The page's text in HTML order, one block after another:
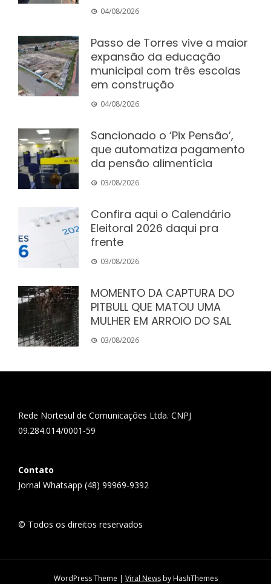
04/08/2026
Passo de Torres vive a maior
expansão da educação
municipal com três escolas
em construção
04/08/2026
Sancionado o ‘Pix Pensão’,
que automatiza pagamento
da pensão alimentícia
03/08/2026
Confira aqui o Calendário
Eleitoral 2026 daqui pra
frente
03/08/2026
MOMENTO DA CAPTURA DO
PITBULL QUE MATOU UMA
MULHER EM ARROIO DO SAL
03/08/2026
Rede Nortesul de Comunicações Ltda. CNPJ
09.284.014/0001-59
Contato
Jornal Whatsapp (48) 99969-9392
© Todos os direitos reservados
WordPress Theme | Viral Newsby HashThemes